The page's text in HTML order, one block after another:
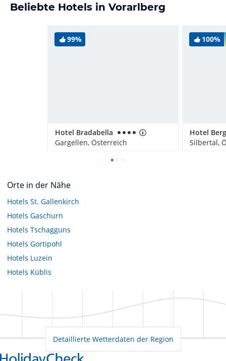
Beliebte Hotels in Vorarlberg
99%
Hotel Bradabella
Gargellen, Österreich
100%
Silbertal,
Orte in der Nähe
Hotels St. Gallenkirch
Hotels Gaschurn
Hotels Tschagguns
Hotels Gortipohl
Hotels Luzein
Hotels Küblis
Detaillierte Wetterdaten der Region